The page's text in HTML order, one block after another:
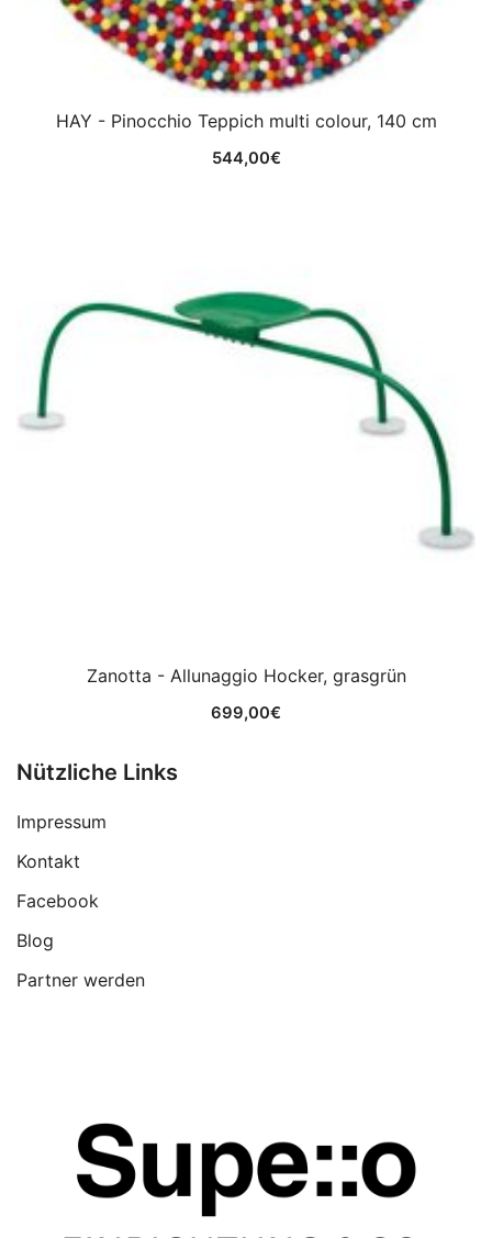
HAY - Pinocchio Teppich multi colour, 140 cm
544,00€
Zanotta - Allunaggio Hocker, grasgrün
699,00€
Nützliche Links
Impressum
Kontakt
Facebook
Blog
Partner werden